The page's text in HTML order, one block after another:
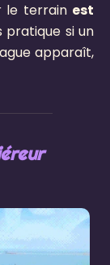
le terrain est
pratique si un
apparaît,